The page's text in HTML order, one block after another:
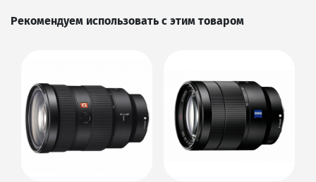
Рекомендуем использовать с этим товаром